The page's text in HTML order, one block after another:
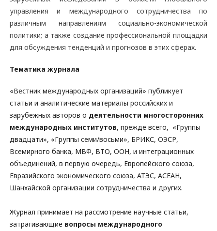
управления и международного сотрудничества по
различным направлениям социально-экономической
политики; а также создание профессиональной площадки
для обсуждения тенденций и прогнозов в этих сферах.
Тематика журнала
«Вестник международных организаций» публикует
статьи и аналитические материалы российских и
зарубежных авторов о деятельности многосторонних
международных институтов, прежде всего, «Группы
двадцати», «Группы семи/восьми», БРИКС, ОЭСР,
Всемирного банка, МВФ, ВТО, ООН, и интеграционных
объединений, в первую очередь, Европейского союза,
Евразийского экономического союза, АТЭС, АСЕАН,
Шанхайской организации сотрудничества и других.
Журнал принимает на рассмотрение научные статьи,
затрагивающие вопросы международного